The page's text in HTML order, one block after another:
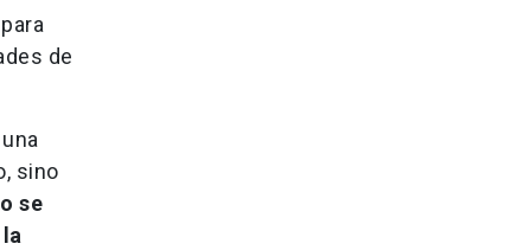
de
sino
se